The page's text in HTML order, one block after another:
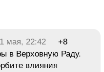
мая, 22:42
+8
в Верховную Раду.
влияния